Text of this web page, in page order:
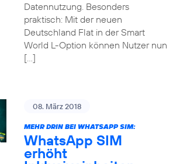
Datennutzung. Besonders
praktisch: Mit der neuen
Deutschland Flat in der Smart
World L-Option können Nutzer nun
[…]
08. März 2018
MEHR DRIN BEI WHATSAPP SIM:
WhatsApp SIM
erhöht